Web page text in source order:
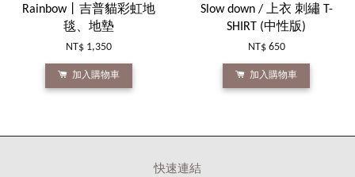
Rainbow丨吉普貓彩虹地
毯、地墊
NT$ 1,350
加入購物車
Slow down / 上衣 刺繡 T-
SHIRT (中性版)
NT$ 650
加入購物車
快速連結